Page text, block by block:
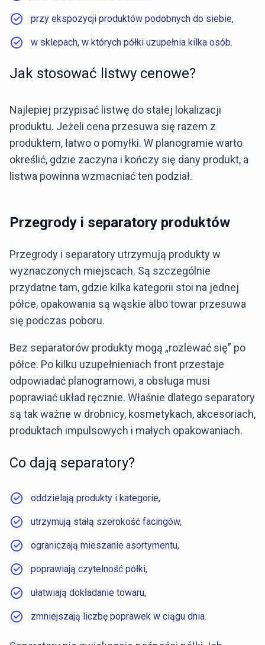
przy ekspozycji produktów podobnych do siebie,
w sklepach, w których półki uzupełnia kilka osób.
Jak stosować listwy cenowe?
Najlepiej przypisać listwę do stałej lokalizacji
produktu. Jeżeli cena przesuwa się razem z
produktem, łatwo o pomyłki. W planogramie warto
określić, gdzie zaczyna i kończy się dany produkt, a
listwa powinna wzmacniać ten podział.
Przegrody i separatory produktów
Przegrody i separatory utrzymują produkty w
wyznaczonych miejscach. Są szczególnie
przydatne tam, gdzie kilka kategorii stoi na jednej
półce, opakowania są wąskie albo towar przesuwa
się podczas poboru.
Bez separatorów produkty mogą „rozlewać się” po
półce. Po kilku uzupełnieniach front przestaje
odpowiadać planogramowi, a obsługa musi
poprawiać układ ręcznie. Właśnie dlatego separatory
są tak ważne w drobnicy, kosmetykach, akcesoriach,
produktach impulsowych i małych opakowaniach.
Co dają separatory?
oddzielają produkty i kategorie,
utrzymują stałą szerokość facingów,
ograniczają mieszanie asortymentu,
poprawiają czytelność półki,
ułatwiają dokładanie towaru,
zmniejszają liczbę poprawek w ciągu dnia.